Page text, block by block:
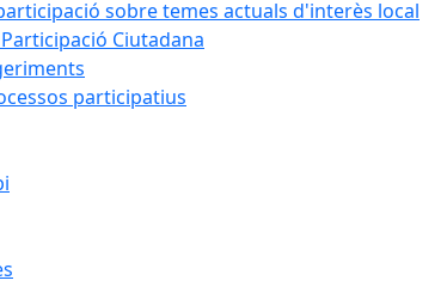
sobre temes actuals d'interès local
Ciutadana
participatius